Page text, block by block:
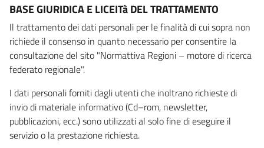
BASE GIURIDICA E LICEITà DEL TRATTAMENTO
Il trattamento dei dati personali per le finalità di cui sopra non
richiede il consenso in quanto necessario per consentire la
consultazione del sito "Normattiva Regioni – motore di ricerca
federato regionale".
I dati personali forniti dagli utenti che inoltrano richieste di
invio di materiale informativo (Cd–rom, newsletter,
pubblicazioni, ecc.) sono utilizzati al solo fine di eseguire il
servizio o la prestazione richiesta.